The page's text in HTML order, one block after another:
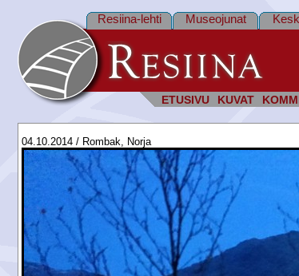
ETUSIVU KUVAT
Resiina-lehti Museojunat
04.10.2014 / Rombak, Norja